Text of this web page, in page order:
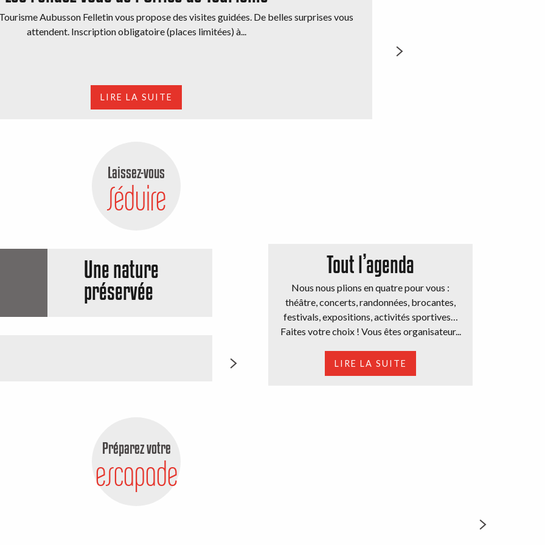
Aubusson Felletin vous propose des visites guidées. De belles surprises vous
attendent. Inscription obligatoire (places limitées) à...
LIRE LA SUITE
Un rendez-vous magistral avec «
Laissez-vous
Séduire
Une nature
préservée
Tapisserie et savoir-faire lainiers
Tout l’agenda
Nous nous plions en quatre pour vous :
théâtre, concerts, randonnées, brocantes,
festivals, expositions, activités sportives…
Faites votre choix ! Vous êtes organisateur...
LIRE LA SUITE
Préparez votre
escapade